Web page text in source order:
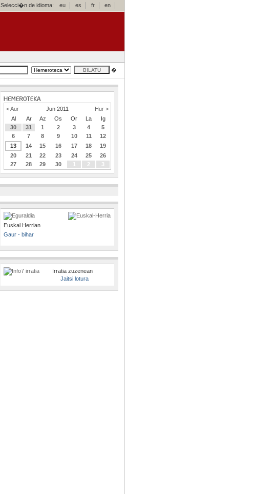
Selecci�n de idioma: eu es fr en
�
< Aur Jun 2011
Hur >
Al
Ar Az Os Or La
Ig
30
31 1 2 3 4
5
6
7 8 9 10 11
12
13
14 15 16 17 18
19
20
21 22 23 24 25
26
27
28 29 30 1 2 3
Euskal Herrian
Gaur - bihar
Irratia zuzenean
Jaitsi lotura